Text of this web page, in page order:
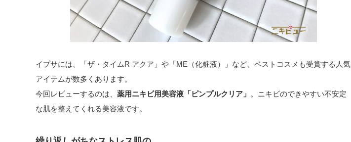
イプサには、「ザ・タイムR アクア」や「ME（化粧液）」など、ベストコスメも受賞する人気
アイテムが数多くあります。
今回レビューするのは、 薬用ニキビ用美容液「ピンプルクリア」 。ニキビのできやすい不安定
な肌を整えてくれる美容液です。